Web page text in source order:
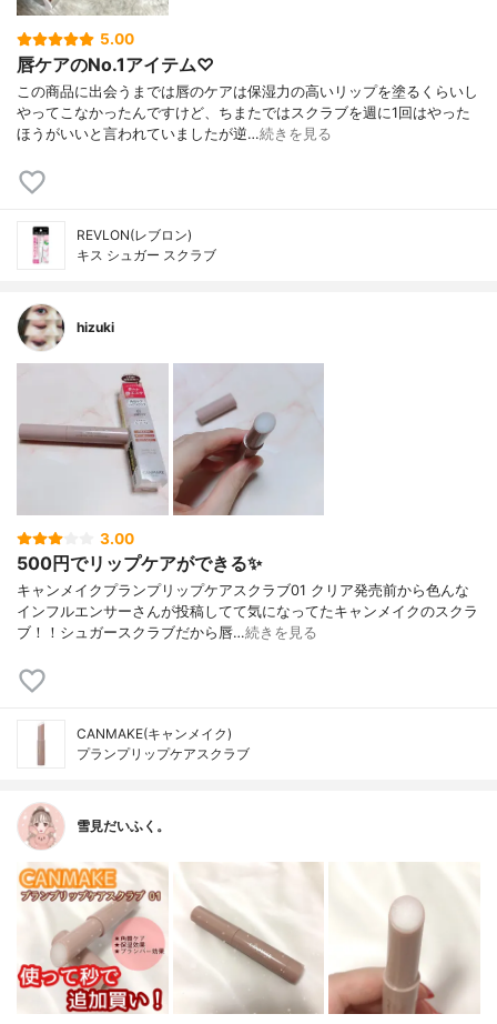
5.00
唇ケアのNo.1アイテム♡
この商品に出会うまでは唇のケアは保湿力の高いリップを塗るくらいし
やってこなかったんですけど、ちまたではスクラブを週に1回はやった
ほうがいいと言われていましたが逆…続きを見る
REVLON(レブロン)
キス シュガー スクラブ
hizuki
3.00
500円でリップケアができる✨
キャンメイクプランプリップケアスクラブ01 クリア発売前から色んな
インフルエンサーさんが投稿してて気になってたキャンメイクのスクラ
ブ！！シュガースクラブだから唇…続きを見る
CANMAKE(キャンメイク)
プランプリップケアスクラブ
雪見だいふく。